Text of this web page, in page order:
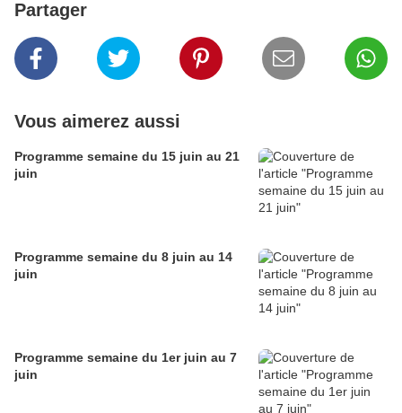
Partager
Vous aimerez aussi
Programme semaine du 15 juin au 21
juin
Programme semaine du 8 juin au 14
juin
Programme semaine du 1er juin au 7
juin